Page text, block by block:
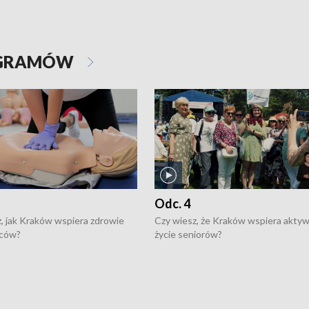
jak Kraków wspiera zdrowie
Odc. 4
Czy wiesz, że Kraków wspiera
życie seniorów?